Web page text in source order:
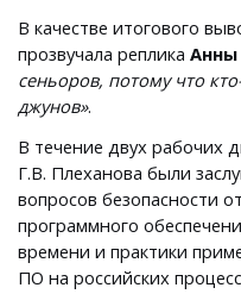
В качестве итогового
прозвучала реплика Анны
сеньоров, потому что
джунов».
В течение двух рабочих
Г.В. Плеханова были
вопросов безопасности
программного
времени и практики
ПО на российских